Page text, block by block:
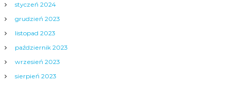
styczeń 2024
grudzień 2023
listopad 2023
październik 2023
wrzesień 2023
sierpień 2023